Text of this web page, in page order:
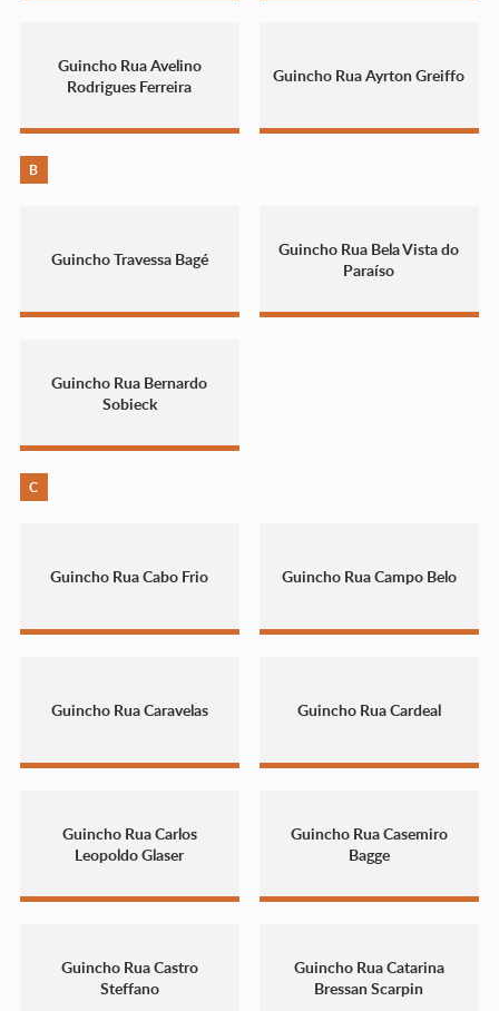
Guincho Rua Avelino
Rodrigues Ferreira
Guincho Rua Ayrton Greiffo
B
Guincho Travessa Bagé
Guincho Rua Bela Vista do
Paraíso
Guincho Rua Bernardo
Sobieck
C
Guincho Rua Cabo Frio Guincho Rua Campo Belo
Guincho Rua Caravelas Guincho Rua Cardeal
Guincho Rua Carlos
Leopoldo Glaser
Guincho Rua Casemiro
Bagge
Guincho Rua Castro
Steffano
Guincho Rua Catarina
Bressan Scarpin